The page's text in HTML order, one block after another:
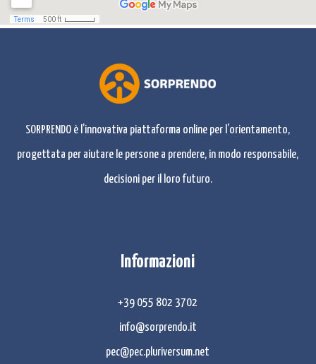
SORPRENDO è l’innovativa piattaforma online per l’orientamento,
progettata per aiutare le persone a prendere, in modo responsabile,
decisioni per il loro futuro.
Informazioni
+39 055 802 3702
info@sorprendo.it
pec@pec.pluriversum.net